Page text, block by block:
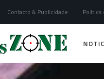
Contacto & Publicidade Politica